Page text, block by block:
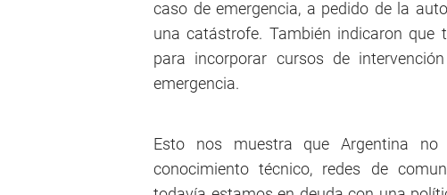
caso de emergencia, a pedido de la
una catástrofe. También indicaron que
para incorporar cursos de
emergencia.
Esto nos muestra que Argentina no
conocimiento técnico, redes de